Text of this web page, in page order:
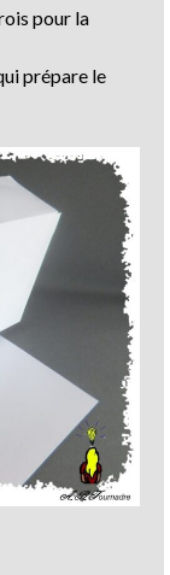
pour la
prépare le